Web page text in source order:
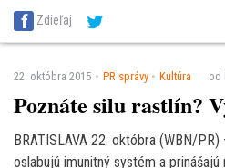
SITA Energetika
SITA Potravinárstvo
Zdieľaj
22. októbra 2015 PR správy Kultúra od
Poznáte silu rastlín?
BRATISLAVA 22. októbra (WBN/
oslabujú imunitný systém a